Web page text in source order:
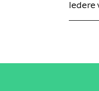
Iedere